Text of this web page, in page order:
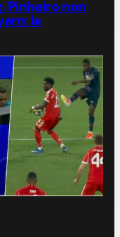
Pinheiro non
le